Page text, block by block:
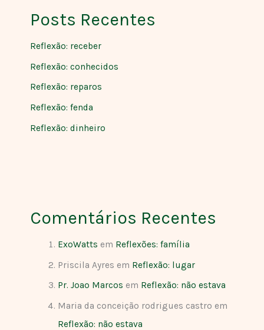
Posts Recentes
Reflexão: receber
Reflexão: conhecidos
Reflexão: reparos
Reflexão: fenda
Reflexão: dinheiro
Comentários Recentes
ExoWatts em Reflexões: família
Priscila Ayres em Reflexão: lugar
Pr. Joao Marcos em Reflexão: não estava
Maria da conceição rodrigues castro em
Reflexão: não estava